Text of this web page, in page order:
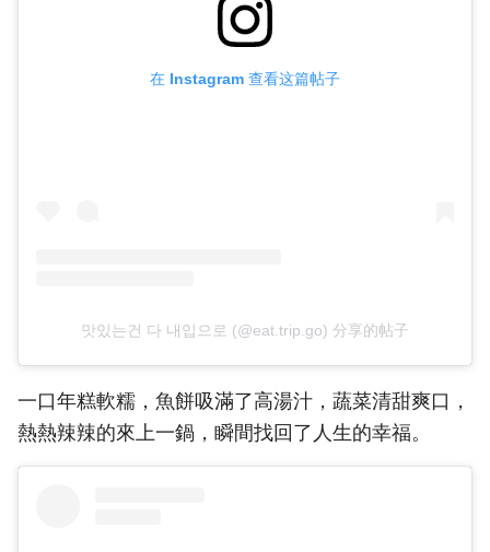
在 Instagram 查看这篇帖子
맛있는건 다 내입으로 (@eat.trip.go) 分享的帖子
一口年糕軟糯，魚餅吸滿了高湯汁，蔬菜清甜爽口，
熱熱辣辣的來上一鍋，瞬間找回了人生的幸福。